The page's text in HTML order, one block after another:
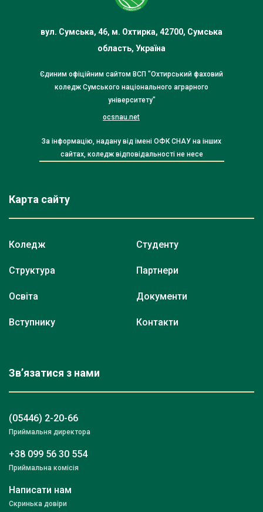
вул. Сумська, 46, м. Охтирка, 42700, Сумська
область, Україна
Єдиним офіційним сайтом ВСП "Охтирський фаховий
коледж Сумського національного аграрного
університету"
ocsnau.net
За інформацію, надану від імені ОФК СНАУ на інших
сайтах, коледж відповідальності не несе
Карта сайту
Коледж
Структура
Освіта
Вступнику
Студенту
Партнери
Документи
Контакти
Зв’язатися з нами
(05446) 2-20-66
Приймальня директора
+38 099 56 30 554
Приймальна комісія
Написати нам
Скринька довіри